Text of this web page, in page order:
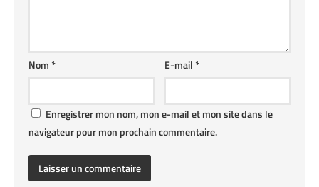
E-mail*
Nom*
Enregistrer mon nom, mon e-mail et mon site dans le
navigateur pour mon prochain commentaire.